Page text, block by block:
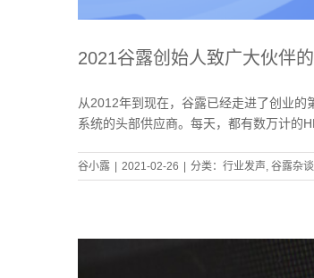
2021谷露创始人致广大伙伴
从2012年到现在，谷露已经走进了创业
系统的头部供应商。每天，都有数万计的
谷小露 | 2021-02-26 | 分类： 行业发声 谷露杂谈